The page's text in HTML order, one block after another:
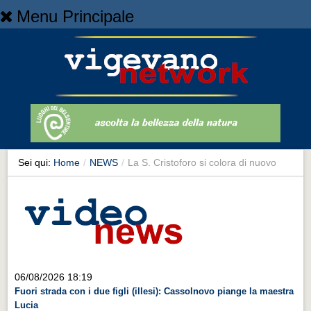
Menu Principale
NEWS
Cronaca
Cronaca
Artes et Artificia
Territorio
Territorio
Sei qui: Home / NEWS / La S. Cristoforo si colora di nuovo
06/08/2026 18:19
Fuori strada con i due figli (illesi): Cassolnovo piange la maestra
Lucia